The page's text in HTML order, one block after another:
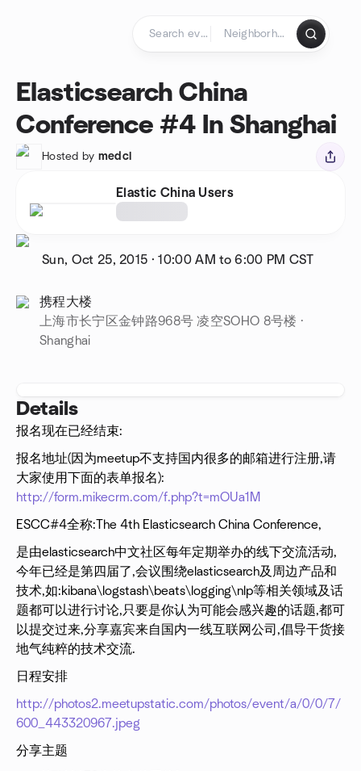
Elasticsearch China
Conference #4 In Shanghai
Hosted by medcl
Elastic China Users
Sun, Oct 25, 2015 ·10:00 AM to 6:00 PM CST
携程大楼
上海市长宁区金钟路968号 凌空SOHO 8号楼 ·
Shanghai
Details
报名现在已经结束:
报名地址(因为meetup不支持国内很多的邮箱进行注册,请
大家使用下面的表单报名):
http://form.mikecrm.com/f.php?t=mOUa1M
ESCC#4全称:The 4th Elasticsearch China Conference,
是由elasticsearch中文社区每年定期举办的线下交流活动,
今年已经是第四届了,会议围绕elasticsearch及周边产品和
技术,如:kibana\logstash\beats\logging\nlp等相关领域及话
题都可以进行讨论,只要是你认为可能会感兴趣的话题,都可
以提交过来,分享嘉宾来自国内一线互联网公司,倡导干货接
地气纯粹的技术交流.
日程安排
http://photos2.meetupstatic.com/photos/event/a/0/0/7/
600_443320967.jpeg
分享主题